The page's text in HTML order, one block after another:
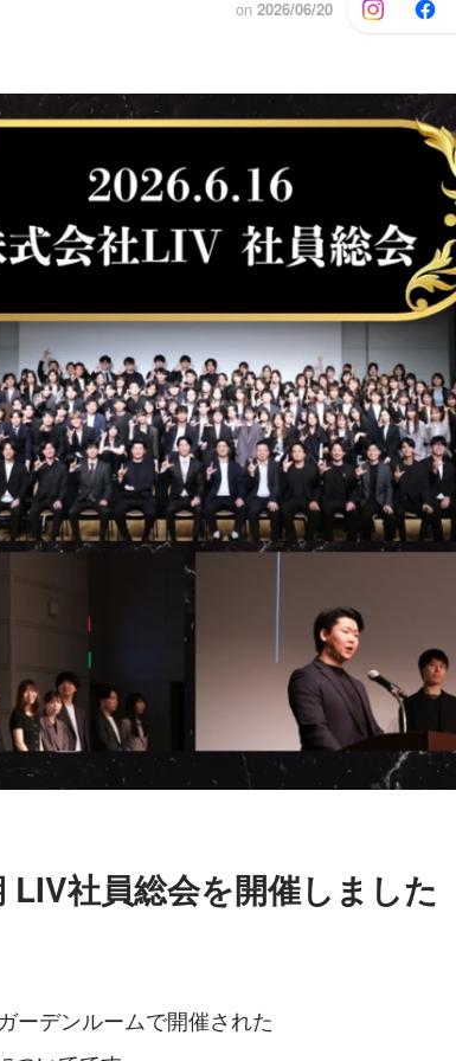
on 2026/06/20
LIV社員総会を開催しました
ーデンルームで開催された